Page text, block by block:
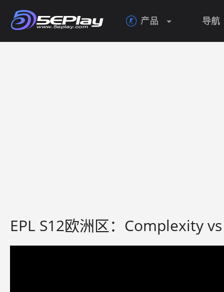
 产品 导航
EPL S12欧洲区：Complexity